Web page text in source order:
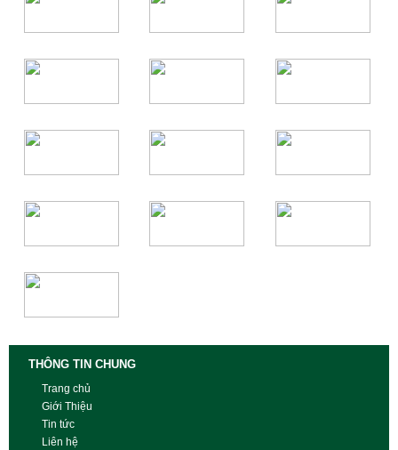
THÔNG TIN CHUNG
Trang chủ
Giới Thiệu
Tin tức
Liên hệ